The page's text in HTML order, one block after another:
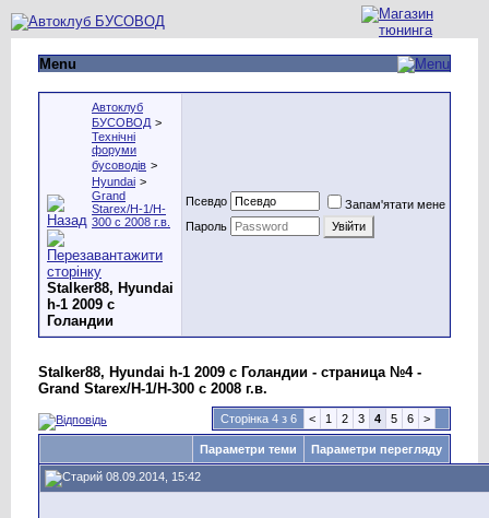
Menu
Автоклуб
БУСОВОД >
Технічні
форуми
бусоводів >
Hyundai >
Grand
Starex/H-1/H-
300 с 2008 г.в.
Stalker88, Hyundai
h-1 2009 с
Голандии
Псевдо
Запам'ятати мене
Пароль
Stalker88, Hyundai h-1 2009 с Голандии - страница №4 -
Grand Starex/H-1/H-300 с 2008 г.в.
Сторінка 4 з 6 < 1 2 3 4 5 6 >
Параметри теми Параметри перегляду
08.09.2014, 15:42